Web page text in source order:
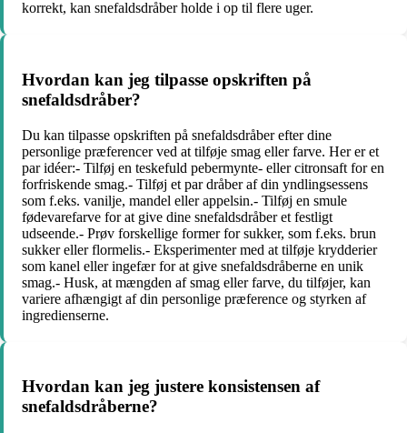
korrekt, kan snefaldsdråber holde i op til flere uger.
Hvordan kan jeg tilpasse opskriften på
snefaldsdråber?
Du kan tilpasse opskriften på snefaldsdråber efter dine
personlige præferencer ved at tilføje smag eller farve. Her er et
par idéer:- Tilføj en teskefuld pebermynte- eller citronsaft for en
forfriskende smag.- Tilføj et par dråber af din yndlingsessens
som f.eks. vanilje, mandel eller appelsin.- Tilføj en smule
fødevarefarve for at give dine snefaldsdråber et festligt
udseende.- Prøv forskellige former for sukker, som f.eks. brun
sukker eller flormelis.- Eksperimenter med at tilføje krydderier
som kanel eller ingefær for at give snefaldsdråberne en unik
smag.- Husk, at mængden af smag eller farve, du tilføjer, kan
variere afhængigt af din personlige præference og styrken af ​​
ingredienserne.
Hvordan kan jeg justere konsistensen af ​​
snefaldsdråberne?